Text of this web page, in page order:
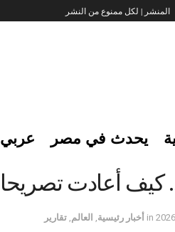
المنشر | لكل ممنوع من النشر
يحدث في مصر عربي
in أخبار رئيسية العالم تقارير